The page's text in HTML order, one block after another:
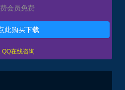
会员免费
此购买下载
QQ在线咨询